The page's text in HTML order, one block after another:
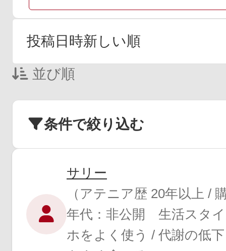
並び順
条件で絞り込む
サリー
（アテニア歴 20年以上 /
年代：非公開 生活スタ
ホをよく使う / 代謝の低